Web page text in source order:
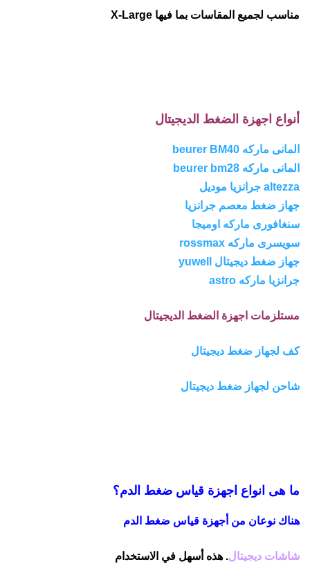
مناسب لجميع المقاسات بما فيها X-Large
أنواع اجهزة الضغط الديجيتال
المانى ماركه beurer BM40
المانى ماركه beurer bm28
altezza جرانزيا موديل
جهاز ضغط معصم جرانزيا
سنغافورى ماركه اوميجا
سويسرى ماركه rossmax
جهاز ضغط ديجيتال yuwell
جرانزيا ماركه astro
مستلزمات اجهزة الضغط الديجيتال
كف لجهاز ضغط ديجيتال
شاحن لجهاز ضغط ديجيتال
ما هى انواع اجهزة قياس ضغط الدم؟
هناك نوعان من أجهزة قياس ضغط الدم
شاشات ديجيتال. هذه أسهل في الاستخدام